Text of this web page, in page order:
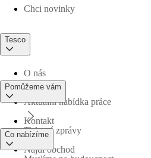
Chci novinky
Tesco
O nás
Aktuální nabídka práce
Tiskové zprávy
Pomůžeme vám
Kontakt
Najdi obchod
Co nabízíme